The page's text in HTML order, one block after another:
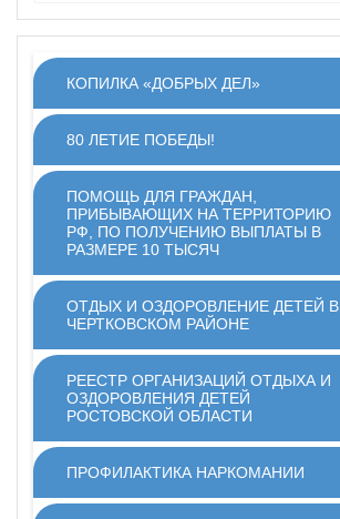
КОПИЛКА «ДОБРЫХ ДЕЛ»
80 ЛЕТИЕ ПОБЕДЫ!
ПОМОЩЬ ДЛЯ ГРАЖДАН,
ПРИБЫВАЮЩИХ НА ТЕРРИТОРИЮ
РФ, ПО ПОЛУЧЕНИЮ ВЫПЛАТЫ В
РАЗМЕРЕ 10 ТЫСЯЧ
ОТДЫХ И ОЗДОРОВЛЕНИЕ ДЕТЕЙ В
ЧЕРТКОВСКОМ РАЙОНЕ
РЕЕСТР ОРГАНИЗАЦИЙ ОТДЫХА И
ОЗДОРОВЛЕНИЯ ДЕТЕЙ
РОСТОВСКОЙ ОБЛАСТИ
ПРОФИЛАКТИКА НАРКОМАНИИ